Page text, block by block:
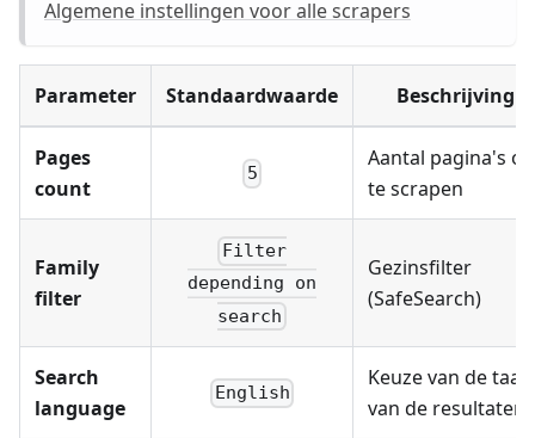
Algemene instellingen voor alle scrapers
Parameter Standaardwaarde Beschrijving
Pages
count
5
Aantal pagina's
te scrapen
Family
filter
Filter
depending on
search
Gezinsfilter
(SafeSearch)
Search
language
English
Keuze van de taal
van de resultaten